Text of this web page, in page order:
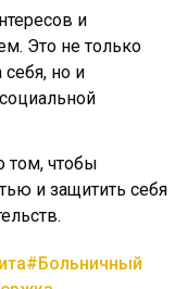
и
Это не только
себя, но и
том, чтобы
и защитить себя
#Больничный